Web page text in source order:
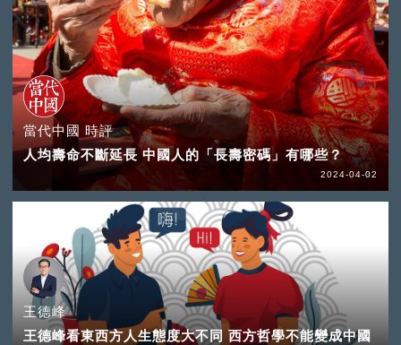
當代中國 時評
人均壽命不斷延長 中國人的「長壽密碼」有哪些？
2024-04-02
王德峰
王德峰看東西方人生態度大不同 西方哲學不能變成中國